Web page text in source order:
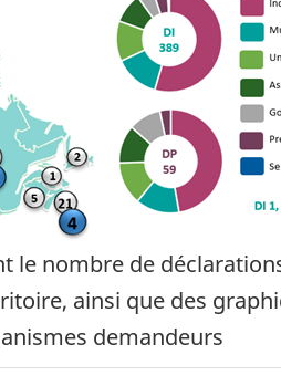
le nombre de
ainsi que des
demandeurs